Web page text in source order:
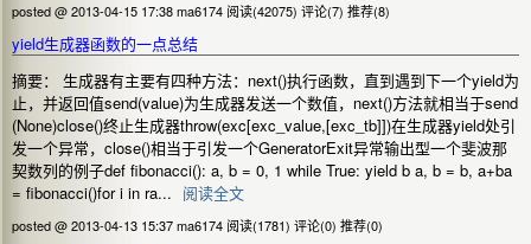
posted @ 2013-04-15 17:38 ma6174 阅读(42075) 评论(7) 推荐(8)
yield生成器函数的一点总结
摘要： 生成器有主要有四种方法：next()执行函数，直到遇到下一个yield为
止，并返回值send(value)为生成器发送一个数值，next()方法就相当于send
(None)close()终止生成器throw(exc[exc_value,[exc_tb]])在生成器yield处引
发一个异常，close()相当于引发一个GeneratorExit异常输出型一个斐波那
契数列的例子def fibonacci(): a, b = 0, 1 while True: yield b a, b = b, a+ba
= fibonacci()for i in ra... 阅读全文
posted @ 2013-04-13 15:37 ma6174 阅读(1781) 评论(0) 推荐(0)